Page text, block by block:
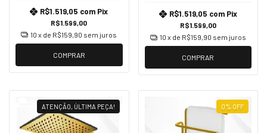
R$1.599,00
R$1.519,05 com Pix
10 x de R$159,90 sem juros
COMPRAR
R$1.599,00
R$1.519,05 com Pix
10 x de R$159,90 sem juros
COMPRAR
ATENÇÃO, ÚLTIMA PEÇA! 0% OFF